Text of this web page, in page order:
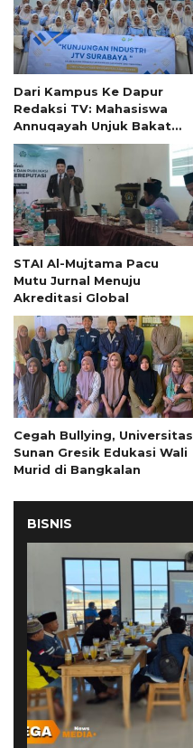
Dari Kampus Ke Dapur
Redaksi TV: Mahasiswa
Annuqayah Unjuk Bakat
Penyiaran
STAI Al-Mujtama Pacu
Mutu Jurnal Menuju
Akreditasi Global
Cegah Bullying, Universitas
Sunan Gresik Edukasi Wali
Murid di Bangkalan
BISNIS